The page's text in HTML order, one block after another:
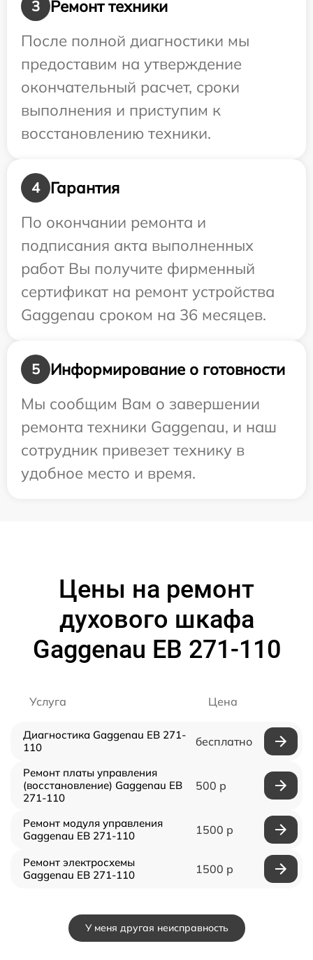
3
Ремонт техники
После полной диагностики мы
предоставим на утверждение
окончательный расчет, сроки
выполнения и приступим к
восстановлению техники.
4
Гарантия
По окончании ремонта и
подписания акта выполненных
работ Вы получите фирменный
сертификат на ремонт устройства
Gaggenau сроком на 36 месяцев.
5
Информирование о готовности
Мы сообщим Вам о завершении
ремонта техники Gaggenau, и наш
сотрудник привезет технику в
удобное место и время.
Цены на ремонт
духового шкафа
Gaggenau EB 271-110
Услуга Цена
Диагностика Gaggenau EB 271-
110
бесплатно
Ремонт платы управления
(восстановление) Gaggenau EB
271-110
500 р
Ремонт модуля управления
Gaggenau EB 271-110
1500 р
Ремонт электросхемы
Gaggenau EB 271-110
1500 р
У меня другая неисправность